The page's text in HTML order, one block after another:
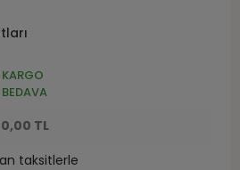
KARGO
BEDAVA
TL
taksitlerle